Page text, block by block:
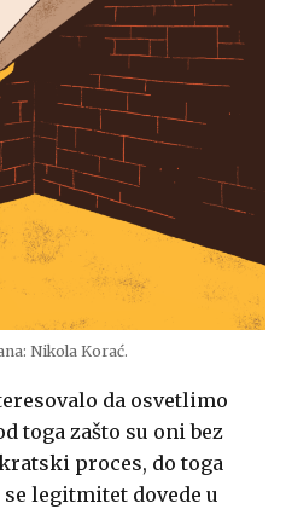
Nikola Korać.
da osvetlimo
toga zašto su oni bez
proces, do toga
legitmitet dovede u